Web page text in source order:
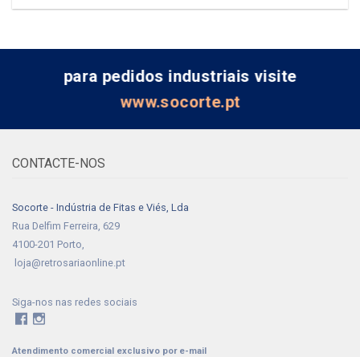
base em
para pedidos industriais visite
www.socorte.pt
CONTACTE-NOS
Socorte - Indústria de Fitas e Viés, Lda
Rua Delfim Ferreira, 629
4100-201 Porto,
loja@retrosariaonline.pt
Siga-nos nas redes sociais
Atendimento comercial exclusivo por e-mail